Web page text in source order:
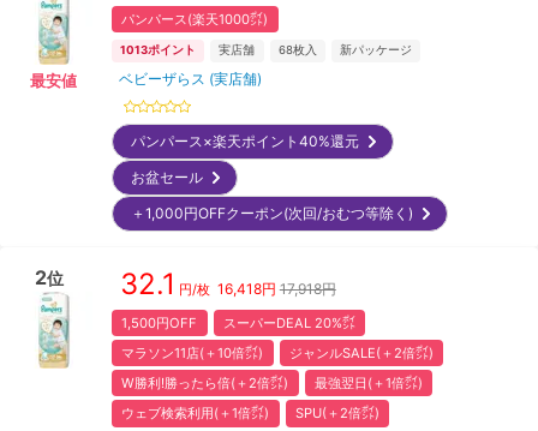
最安値
パンパース(楽天1000㌽)
1013ポイント 実店舗 68枚入 新パッケージ
ベビーザらス (実店舗)
パンパース×楽天ポイント40%還元
お盆セール
＋1,000円OFFクーポン(次回/おむつ等除く)
2位 32.1 円/枚 16,418円 17,918円
1,500円OFF
スーパーDEAL 20%㌽
マラソン11店(＋10倍㌽)
ジャンルSALE(＋2倍㌽)
W勝利!勝ったら倍(＋2倍㌽)
最強翌日(＋1倍㌽)
ウェブ検索利用(＋1倍㌽)
SPU(＋2倍㌽)